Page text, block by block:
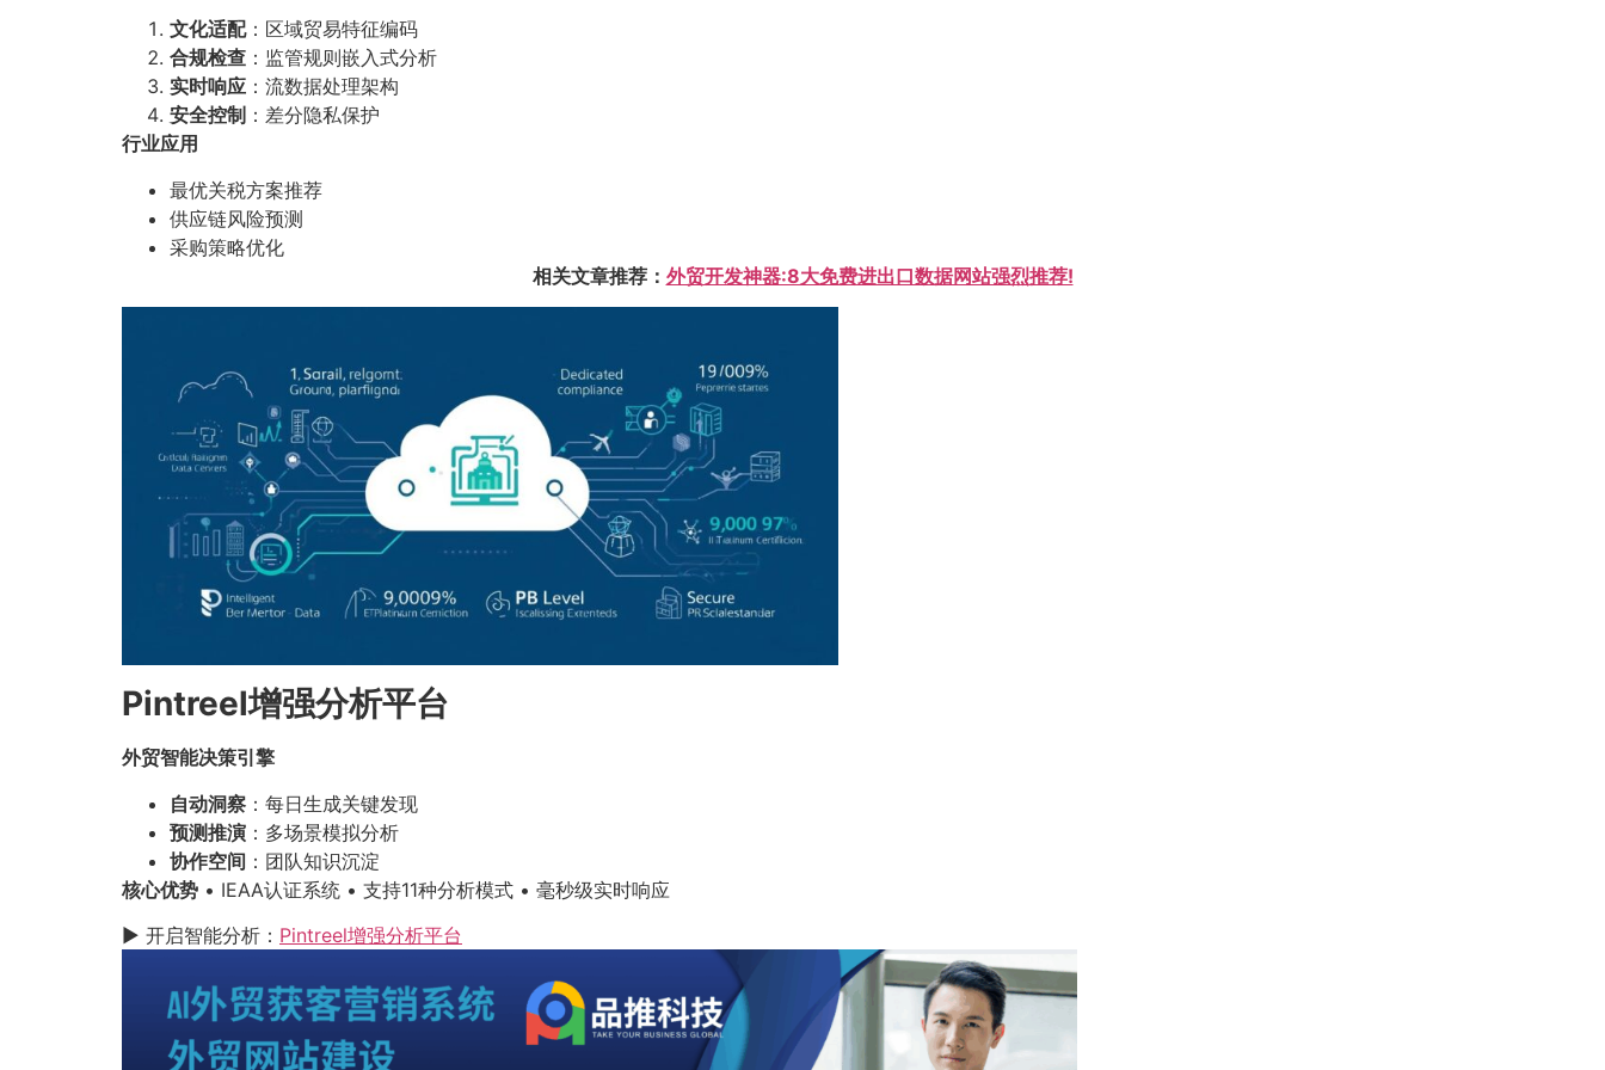
文化适配：区域贸易特征编码
合规检查 ：监管规则嵌入式分析
实时响应 ：流数据处理架构
安全控制 ：差分隐私保护
行业应用
最优关税方案推荐
供应链风险预测
采购策略优化
相关文章推荐： 外贸开发神器:8大免费进出口数据网站强烈推荐!
Pintreel增强分析平台
外贸智能决策引擎
自动洞察 ：每日生成关键发现
预测推演 ：多场景模拟分析
协作空间 ：团队知识沉淀
核心优势 • IEAA认证系统 • 支持11种分析模式 • 毫秒级实时响应
▶ 开启智能分析： Pintreel增强分析平台